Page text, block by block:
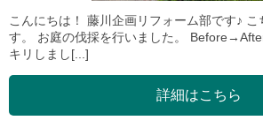
こんにちは！ 藤川企画リフォーム部です♪
す。 お庭の伐採を行いました。
キリしまし[...]
詳細はこちら